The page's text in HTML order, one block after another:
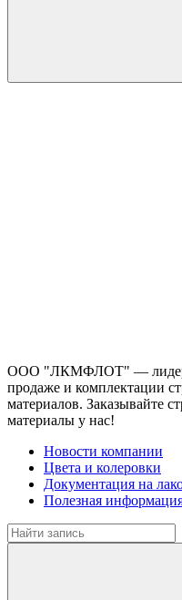
ООО "ЛКМФЛОТ" — лидер
продаже и комплектации
материалов. Заказывайте
материалы у нас!
Новости компании
Цвета и колеровки
Документация на
Полезная